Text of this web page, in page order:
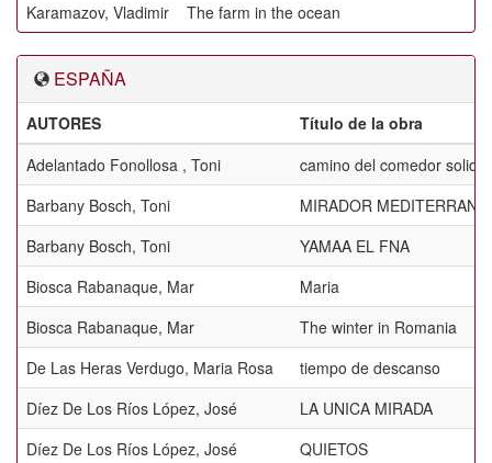
Karamazov, Vladimir
The farm in the ocean
ESPAÑA
AUTORES
Título de la obra
Adelantado Fonollosa , Toni
camino del comedor
Barbany Bosch, Toni
MIRADOR
Barbany Bosch, Toni
YAMAA EL FNA
Biosca Rabanaque, Mar
Maria
Biosca Rabanaque, Mar
The winter in Romania
De Las Heras Verdugo, Maria Rosa
tiempo de descanso
Díez De Los Ríos López, José
LA UNICA MIRADA
Díez De Los Ríos López, José
QUIETOS